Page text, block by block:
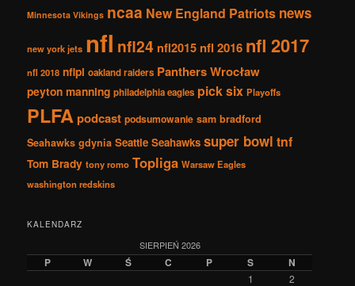
Minnesota Vikings ncaa New England Patriots news
new york jets nfl nfl24 nfl2015 nfl 2016 nfl 2017
nfl 2018 nflpl oakland raiders Panthers Wrocław
peyton manning philadelphia eagles pick six Playoffs
PLFApodcast podsumowanie sam bradford
Seahawks gdynia Seattle Seahawks super bowl tnf
Tom Brady tony romo Topliga Warsaw Eagles
washington redskins
KALENDARZ
SIERPIEŃ 2026
P W Ś C P S N
1 2